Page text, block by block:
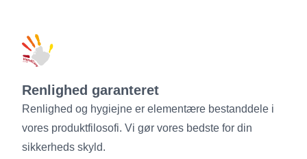
Renlighed garanteret
Renlighed og hygiejne er elementære bestanddele i
vores produktfilosofi. Vi gør vores bedste for din
sikkerheds skyld.